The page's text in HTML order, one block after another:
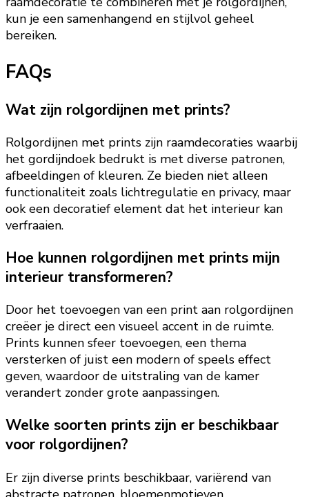
kun je een samenhangend en stijlvol geheel
bereiken.
FAQs
Wat zijn rolgordijnen met prints?
Rolgordijnen met prints zijn raamdecoraties waarbij
het gordijndoek bedrukt is met diverse patronen,
afbeeldingen of kleuren. Ze bieden niet alleen
functionaliteit zoals lichtregulatie en privacy, maar
ook een decoratief element dat het interieur kan
verfraaien.
Hoe kunnen rolgordijnen met prints mijn
interieur transformeren?
Door het toevoegen van een print aan rolgordijnen
creëer je direct een visueel accent in de ruimte.
Prints kunnen sfeer toevoegen, een thema
versterken of juist een modern of speels effect
geven, waardoor de uitstraling van de kamer
verandert zonder grote aanpassingen.
Welke soorten prints zijn er beschikbaar
voor rolgordijnen?
Er zijn diverse prints beschikbaar, variërend van